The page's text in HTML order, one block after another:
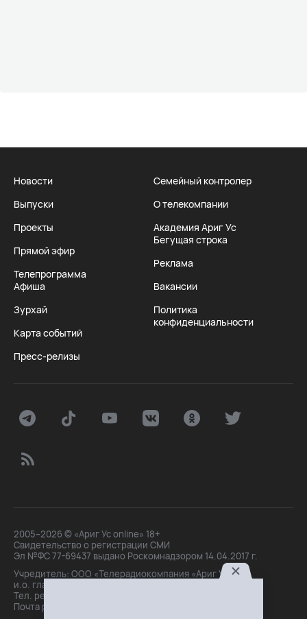
Новости
Выпуски
Проекты
Прямой эфир
Телепрограмма
Афиша
Зурхай
Карта событий
Пресс-релизы
Семейный контролер
О телекомпании
Академия Ариг Ус
Бегущая строка
Реклама
Вакансии
Политика
конфиденциальности
2005–2026 © «Ариг Ус online» 18+
Свидетельство о регистрации СМИ
Эл №ФС 77-69437 выдано Роскомнадзором 14.04.2017 г.
Учредитель: ООО «Телерадиокомпания «Ариг Ус»,
и.о. главного редактора: Маханова О.Б.
Тел. peдakции: +7(3012)21-30-14,
Почта peдakции: editor@arigus.tv